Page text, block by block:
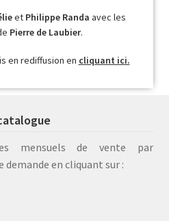
et Philippe Randa avec les
Pierre de Laubier.
en rediffusion en cliquant ici.
mensuels de vente par
en cliquant sur :